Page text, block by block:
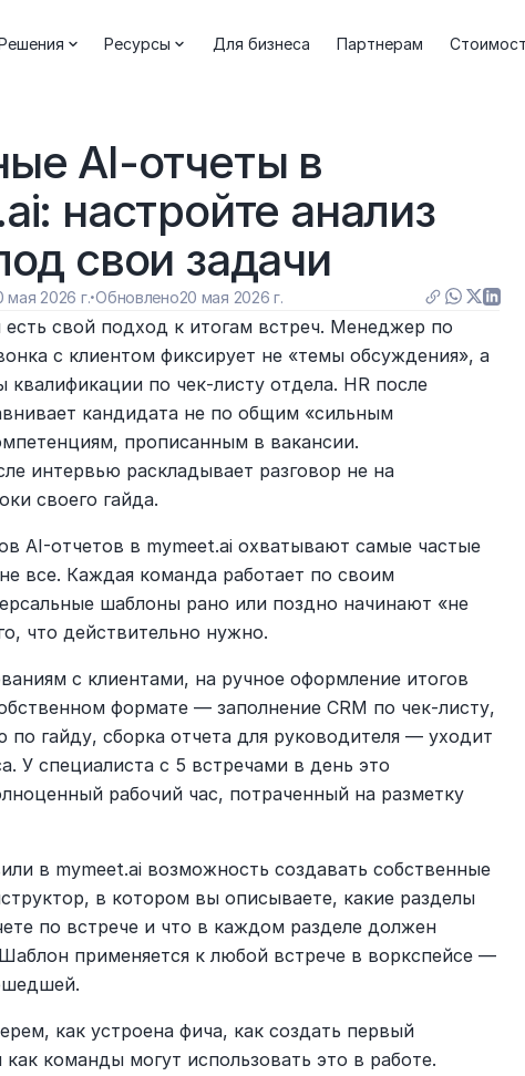
Ресурсы Для бизнеса Партнерам
AI-отчеты в
настройте анализ
свои задачи
мая 2026 г.·Обновлено20 мая 2026 г.
свой подход к итогам встреч. Менеджер по
с клиентом фиксирует не «темы обсуждения», а
квалификации по чек-листу отдела. HR после
кандидата не по общим «сильным
прописанным в вакансии.
интервью раскладывает разговор не на
своего гайда.
AI-отчетов в mymeet.ai охватывают самые частые
все. Каждая команда работает по своим
шаблоны рано или поздно начинают «не
что действительно нужно.
с клиентами, на ручное оформление итогов
формате — заполнение CRM по чек-листу,
по гайду, сборка отчета для руководителя — уходит
У специалиста с 5 встречами в день это
рабочий час, потраченный на разметку
в mymeet.ai возможность создавать собственные
в котором вы описываете, какие разделы
по встрече и что в каждом разделе должен
применяется к любой встрече в воркспейсе —
как устроена фича, как создать первый
команды могут использовать это в работе.